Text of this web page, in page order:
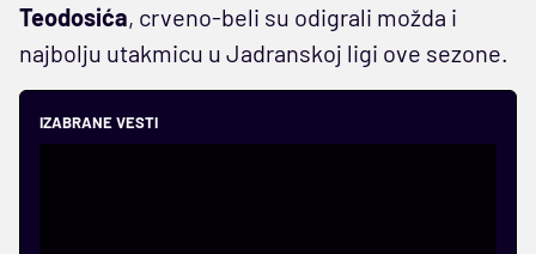
Teodosića, crveno-beli su odigrali možda i
najbolju utakmicu u Jadranskoj ligi ove sezone.
IZABRANE VESTI